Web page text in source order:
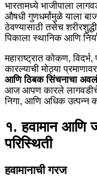
भारतामध्ये भाजीपाला
औषधी गुणधर्मांमुळे याला
ठेवण्यासाठी तसेच
पिकाला स्थानिक आणि
महाराष्ट्रात कोकण,
कारल्याची मोठ्या
आणि ठिबक सिंचनाचा
आज आपण कारले लागवडीचे
निगा, आणि अधिक उत्पन्न
१. हवामान आणि
परिस्थिती
हवामानाची गरज